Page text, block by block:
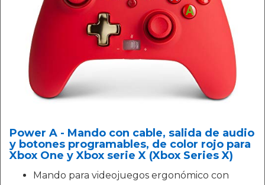
Power A - Mando con cable, salida de audio
y botones programables, de color rojo para
Xbox One y Xbox serie X (Xbox Series X)
Mando para videojuegos ergonómico con